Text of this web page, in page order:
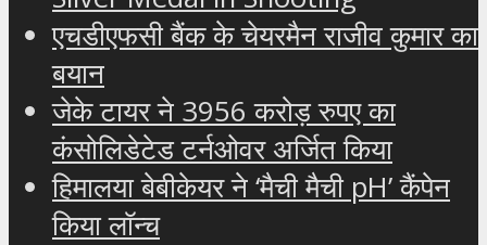
एचडीएफसी बैंक के चेयरमैन राजीव कुमार का
बयान
जेके टायर ने 3956 करोड़ रुपए का
कंसोलिडेटेड टर्नओवर अर्जित किया
हिमालया बेबीकेयर ने ‘मैची मैची pH’ कैंपेन
किया लॉन्च